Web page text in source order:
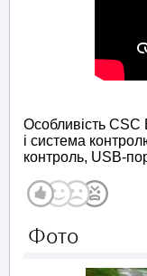
Особливість
і система
контроль, USB-
Фото